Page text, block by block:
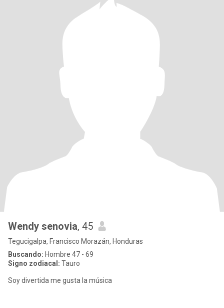
Wendy senovia, 45
Tegucigalpa, Francisco Morazán, Honduras
Buscando: Hombre 47 - 69
Signo zodiacal: Tauro
Soy divertida me gusta la música